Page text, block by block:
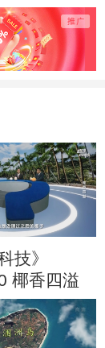
技》
椰香四溢